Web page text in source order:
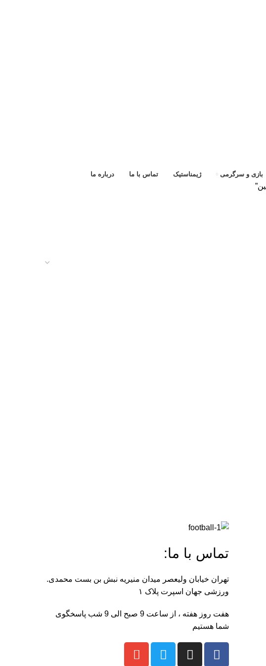
بازی و سرگرمی ژیمناستیک تماس با ما درباره ما
تماس با ما:
تهران خیابان ولیعصر میدان منیریه نبش بن بست محمدی.
ورزشی جهان اسپرت پلاک ۱
هفت روز هفته ، از ساعت 9 صبح الی 9 شب پاسخگوی
شما هستیم